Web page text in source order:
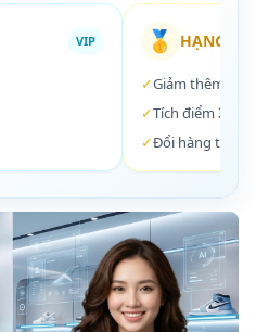
VIP 🥇 HẠNG
✓Giảm thêm
✓Tích điểm 3%
✓Đổi hàng trong